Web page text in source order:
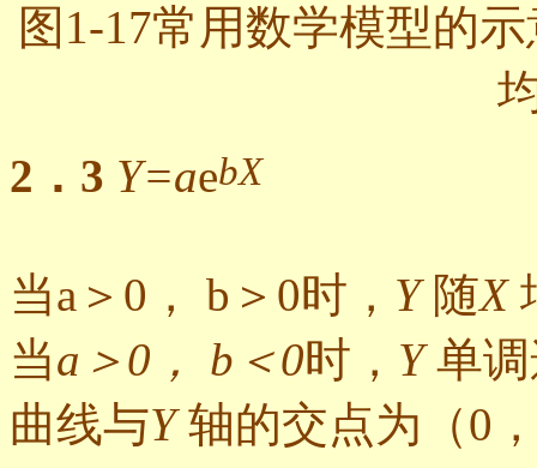
图1-17常用数学模型的
2．3 Y=aebX
当a＞0， b＞0时， Y随X
当a＞0， b＜0时， Y单调
曲线与Y轴的交点为（0